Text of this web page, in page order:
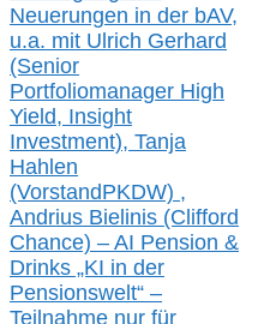
Neuerungen in der bAV,
u.a. mit Ulrich Gerhard
(Senior
Portfoliomanager High
Yield, Insight
Investment), Tanja
Hahlen
(VorstandPKDW) ,
Andrius Bielinis (Clifford
Chance) – AI Pension &
Drinks „KI in der
Pensionswelt“ –
Teilnahme nur für